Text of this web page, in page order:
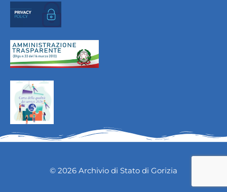
© 2026 Archivio di Stato di Gorizia